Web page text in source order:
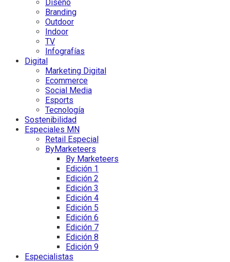
Diseño
Branding
Outdoor
Indoor
TV
Infografías
Digital
Marketing Digital
Ecommerce
Social Media
Esports
Tecnología
Sostenibilidad
Especiales MN
Retail Especial
ByMarketeers
By Marketeers
Edición 1
Edición 2
Edición 3
Edición 4
Edición 5
Edición 6
Edición 7
Edición 8
Edición 9
Especialistas